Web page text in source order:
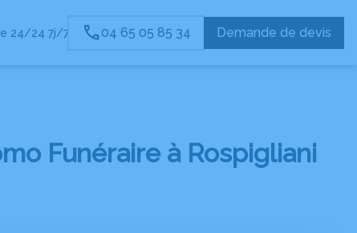
24/24 7j/7 04 65 05 85 34 Demande de devis
Funéraire à Rospigliani